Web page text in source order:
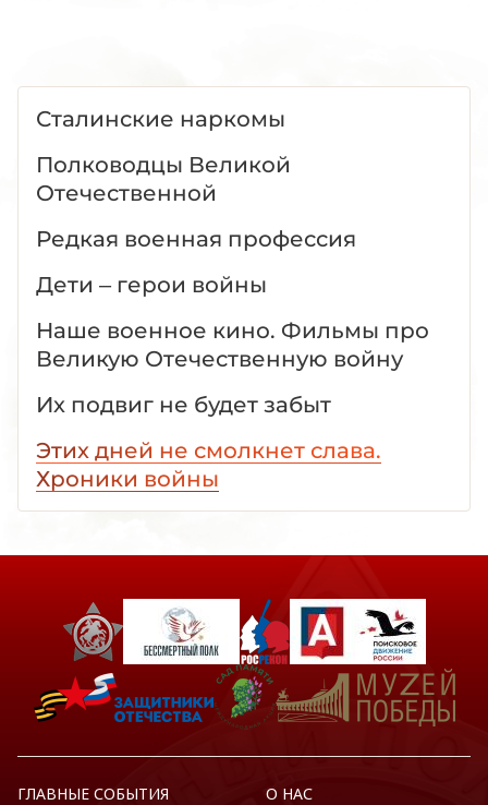
Сталинские наркомы
Полководцы Великой
Отечественной
Редкая военная профессия
Дети – герои войны
Наше военное кино. Фильмы про
Великую Отечественную войну
Их подвиг не будет забыт
Этих дней не смолкнет слава.
Хроники войны
ГЛАВНЫЕ СОБЫТИЯ О НАС